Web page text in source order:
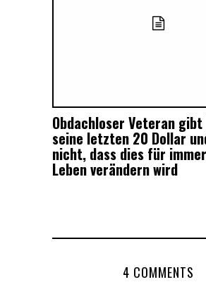
Obdachloser Veteran gibt
seine letzten 20 Dollar
nicht, dass dies für
Leben verändern wird
4 COMMENTS